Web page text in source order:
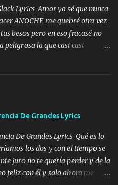
los que me conocen ya saben de
Lyrics Amor ya sé que nunca
ANOCHE me quebré otra vez
besos pero en eso fracasé no
peligrosa la que casi casi
crees se que no me crees
de mujeres pero solo
yo quitándote la ropa no
quiero llevarte a la Luna y si
seas mi esposa Chingada
no ayuda la p'uta loquera y al
la pinche tristeza me
saldras de mi mente Ella era
De Grandes Lyrics
De Grandes Lyrics Qué es lo
los dos y con el tiempo se
juro no te quería perder y de la
feliz con él y solo ahora me